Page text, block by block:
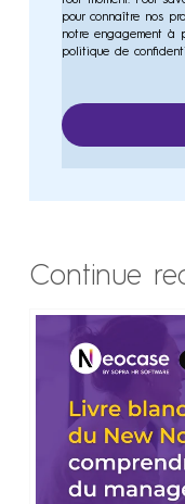
pour connaître nos
notre engagement à
politique de
Continue